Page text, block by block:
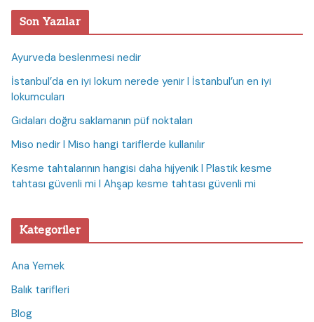
Son Yazılar
Ayurveda beslenmesi nedir
İstanbul’da en iyi lokum nerede yenir I İstanbul’un en iyi
lokumcuları
Gıdaları doğru saklamanın püf noktaları
Miso nedir I Miso hangi tariflerde kullanılır
Kesme tahtalarının hangisi daha hijyenik I Plastik kesme
tahtası güvenli mi I Ahşap kesme tahtası güvenli mi
Kategoriler
Ana Yemek
Balık tarifleri
Blog